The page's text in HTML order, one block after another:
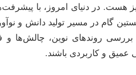
هست. در دنیای امروز، با
گام در مسیر تولید دانش و
عمیق و کاربردی باشند.